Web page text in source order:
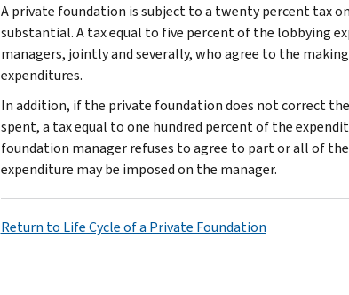
A private foundation is subject to a twenty percent tax
substantial. A tax equal to five percent of the lobbying
managers, jointly and severally, who agree to the
expenditures.
In addition, if the private foundation does not correct
spent, a tax equal to one hundred percent of the
foundation manager refuses to agree to part or all of
expenditure may be imposed on the manager.
Return to Life Cycle of a Private Foundation